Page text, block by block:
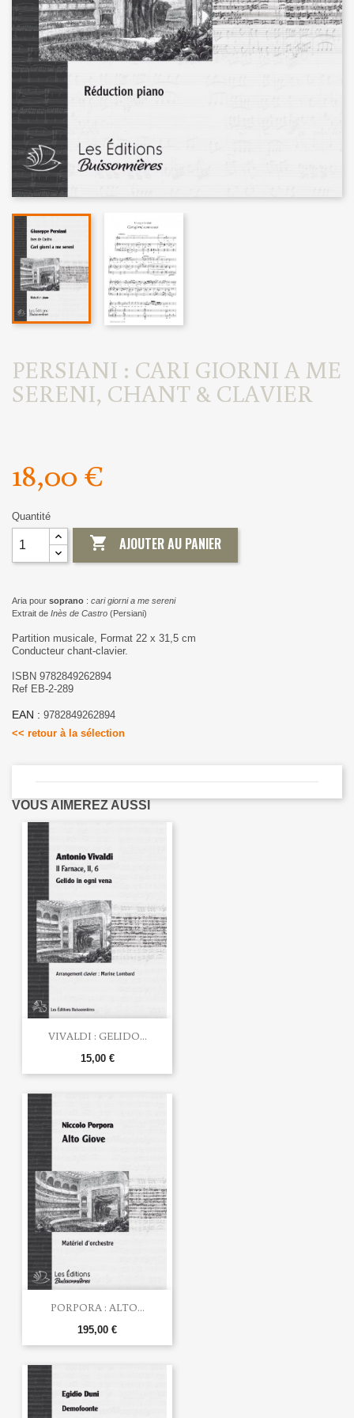
PERSIANI : CARI GIORNI A ME
SERENI, CHANT & CLAVIER
18,00 €
Quantité
 AJOUTER AU PANIER
Aria pour soprano : cari giorni a me sereni
Extrait de Inès de Castro (Persiani)
Partition musicale, Format 22 x 31,5 cm
Conducteur chant-clavier.
ISBN 9782849262894
Ref EB-2-289
EAN : 9782849262894
<< retour à la sélection
VOUS AIMEREZ AUSSI
VIVALDI : GELIDO...
15,00 €
PORPORA : ALTO...
195,00 €